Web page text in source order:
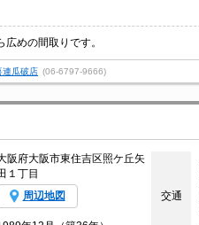
めの間取りです。
連瓜破店 (06-6797-9666)
阪府大阪市東住吉区照ケ丘矢
１丁目
周辺地図 交通